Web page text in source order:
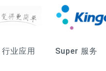
行业应用 Super 服务